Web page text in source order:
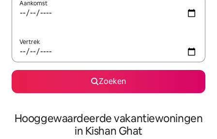
Aankomst
Vertrek
Zoeken
Hooggewaardeerde vakantiewoningen
in Kishan Ghat